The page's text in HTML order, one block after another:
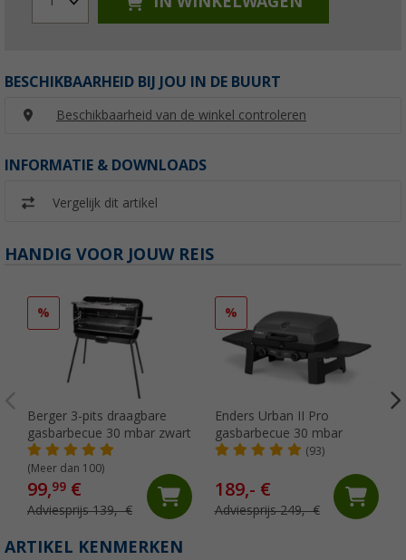
BESCHIKBAARHEID BIJ JOU IN DE BUURT
Beschikbaarheid van de winkel controleren
INFORMATIE & DOWNLOADS
Vergelijk dit artikel
HANDIG VOOR JOUW REIS
%
Berger 3-pits draagbare
gasbarbecue 30 mbar zwart
(Meer dan 100)
99,99 €
Adviesprijs 139,- €
%
Enders Urban II Pro
gasbarbecue 30 mbar
(93)
189,- €
Adviesprijs 249,- €
ARTIKEL KENMERKEN